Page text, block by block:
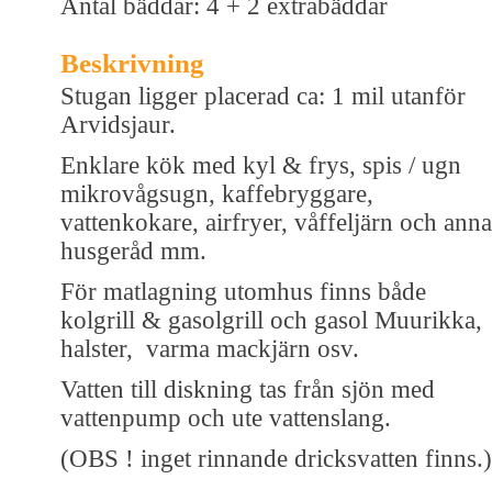
Antal bäddar: 4 + 2 extrabäddar
Beskrivning
Stugan ligger placerad ca: 1 mil utanför
Arvidsjaur.
Enklare kök med kyl & frys, spis / ugn
mikrovågsugn, kaffebryggare,
vattenkokare, airfryer, våffeljärn och
husgeråd mm.
För matlagning utomhus finns både
kolgrill & gasolgrill och gasol Muurikka,
halster, varma mackjärn osv.
Vatten till diskning tas från sjön med
vattenpump och ute vattenslang.
(OBS ! inget rinnande dricksvatten finns.)